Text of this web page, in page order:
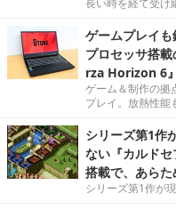
長い時を経て受け
ゲームプレイ
プロセッサ搭
rza Horizon 6
ゲーム＆制作の拠
プレイ。放熱性能
シリーズ第1作
ない『カルド
搭載で、あらた
シリーズ第1作が